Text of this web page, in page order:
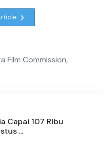
Film Commission,
Capai 107 Ribu
...